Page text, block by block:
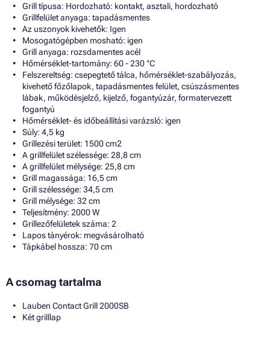
Grill típusa: Hordozható: kontakt, asztali, hordozható
Grillfelület anyaga: tapadásmentes
Az uszonyok kivehetők: Igen
Mosogatógépben mosható: igen
Grill anyaga: rozsdamentes acél
Hőmérséklet-tartomány: 60 - 230 °C
Felszereltség: csepegtető tálca, hőmérséklet-szabályozás,
kivehető főzőlapok, tapadásmentes felület, csúszásmentes
lábak, működésjelző, kijelző, fogantyúzár, formatervezett
fogantyú
Hőmérséklet- és időbeállítási varázsló: igen
Súly: 4,5 kg
Grillezési terület: 1500 cm2
A grillfelület szélessége: 28,8 cm
A grillfelület mélysége: 25,8 cm
Grill magassága: 16,5 cm
Grill szélessége: 34,5 cm
Grill mélysége: 32 cm
Teljesítmény: 2000 W
Grillezőfelületek száma: 2
Lapos tányérok: megvásárolható
Tápkábel hossza: 70 cm
A csomag tartalma
Lauben Contact Grill 2000SB
Két grilllap